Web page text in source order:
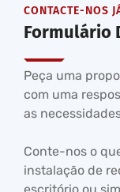
CONTACTE-NOS
Formulário
Peça uma
com uma
as
Conte-nos o
instalação de